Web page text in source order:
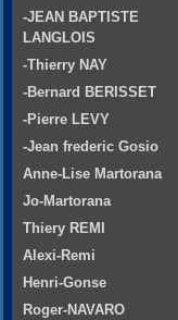
-JEAN BAPTISTE
LANGLOIS
-Thierry NAY
-Bernard BERISSET
-Pierre LEVY
-Jean frederic Gosio
Anne-Lise Martorana
Jo-Martorana
Thiery REMI
Alexi-Remi
Henri-Gonse
Roger-NAVARO